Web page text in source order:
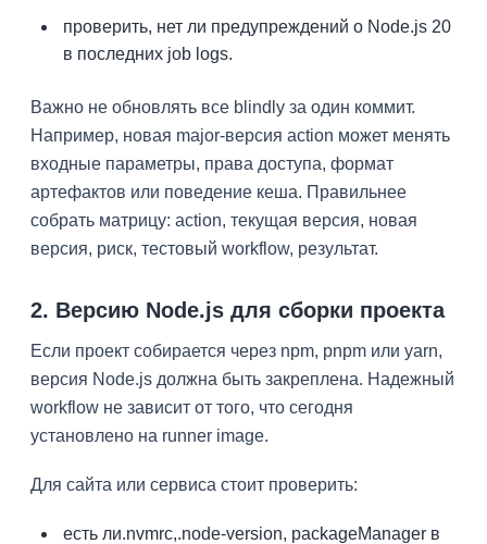
проверить, нет ли предупреждений о Node.js 20
в последних job logs.
Важно не обновлять все blindly за один коммит.
Например, новая major-версия action может менять
входные параметры, права доступа, формат
артефактов или поведение кеша. Правильнее
собрать матрицу: action, текущая версия, новая
версия, риск, тестовый workflow, результат.
2. Версию Node.js для сборки проекта
Если проект собирается через npm, pnpm или yarn,
версия Node.js должна быть закреплена. Надежный
workflow не зависит от того, что сегодня
установлено на runner image.
Для сайта или сервиса стоит проверить:
есть ли.nvmrc,.node-version, packageManager в